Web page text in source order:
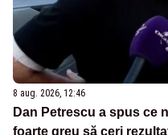
8 aug. 2026, 12:46
Dan Petrescu a spus ce
foarte greu să ceri